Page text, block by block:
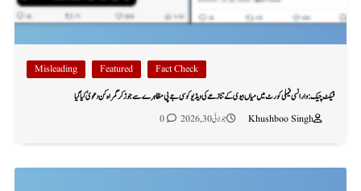
Fact Check
Featured
Misleading
فیکٹ چیک: وارانسی فیملی کورٹ میں میاں بیوی کے تنازعے کی ویڈیو کو سی جے پی مظاہرے سے جوڑ کر گمراہ کن دعویٰ کیا گیا
Khushboo Singh
جولائی 30, 2026 0